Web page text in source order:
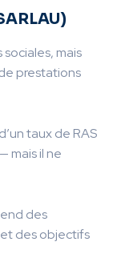
sociales, mais
prestations
taux de RAS
mais il ne
des
des objectifs